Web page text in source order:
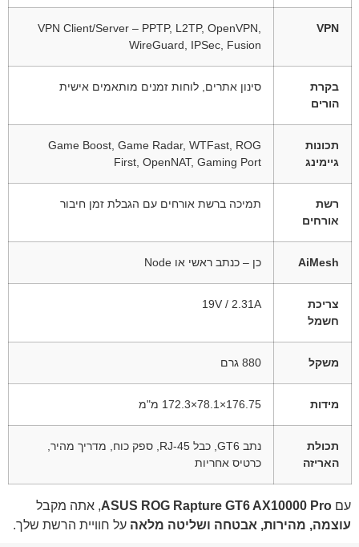
VPN
VPN Client/Server – PPTP, L2TP, OpenVPN,
WireGuard, IPSec, Fusion
בקרת
הורים
סינון אתרים, לוחות זמנים מותאמים אישית
תכונות
גיימינג
Game Boost, Game Radar, WTFast, ROG
First, OpenNAT, Gaming Port
רשת
אורחים
תמיכה ברשת אורחים עם הגבלת זמן חיבור
AiMesh כן – כנתב ראשי או Node
צריכת
חשמל
‎19V‎ / 2.31A
משקל ‎880 גרם
מידות ‎172.3×78.1×176.75 מ"מ
תכולת
האריזה
נתב GT6, כבל RJ-45, ספק כוח, מדריך מהיר,
כרטיס אחריות
עם ASUS ROG Rapture GT6 AX10000 Pro, אתה מקבל
עוצמה, מהירות, אבטחה ושליטה מלאה על חוויית הרשת שלך.